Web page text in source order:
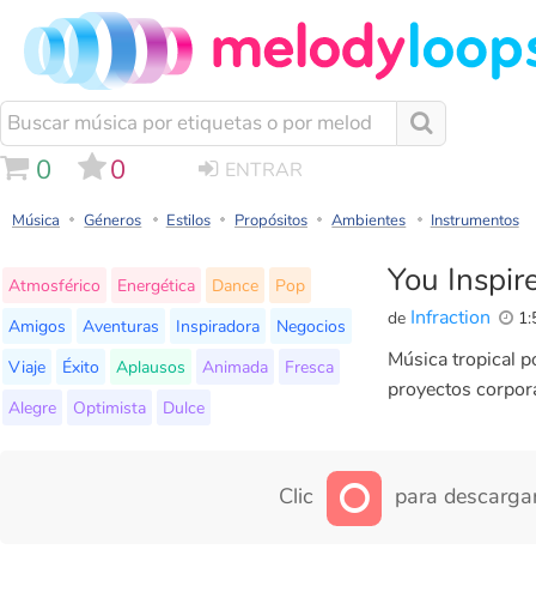
0 0 ENTRAR
Música Géneros Estilos Propósitos Ambientes Instrumentos
You
de Infraction
Atmosférico Energética Dance
Pop
Amigos
Aventuras Inspiradora
Negocios
Viaje
Éxito Aplausos Animada
Fresca
Alegre
Optimista Dulce
Música tropical
proyectos
Clic para